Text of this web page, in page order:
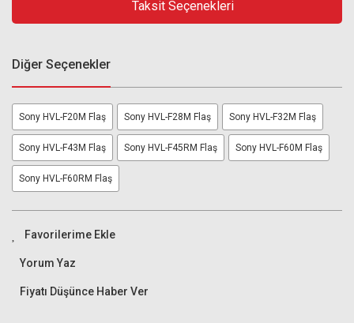
Taksit Seçenekleri
Diğer Seçenekler
Sony HVL-F20M Flaş Sony HVL-F28M Flaş Sony HVL-F32M Flaş
Sony HVL-F43M Flaş Sony HVL-F45RM Flaş Sony HVL-F60M Flaş
Sony HVL-F60RM Flaş
Yorum Yaz
Fiyatı Düşünce Haber Ver